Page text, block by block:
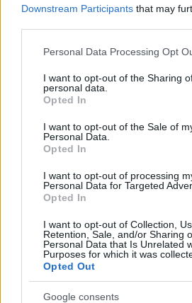
Downstream Participants that may
Please note that this website/app
not limited to your visit or usage
grant or deny consent to Google and
use your data for below specified
consent section.
Personal Data Processing Opt
I want to opt-out of the Sharing
personal data.
Opted In
I want to opt-out of the Sale of
Personal Data.
Opted In
I want to opt-out of processing
Personal Data for Targeted
Opted In
I want to opt-out of Collection,
Retention, Sale, and/or Sharing
Personal Data that Is Unrelated
Purposes for which it was
Opted Out
Google consents